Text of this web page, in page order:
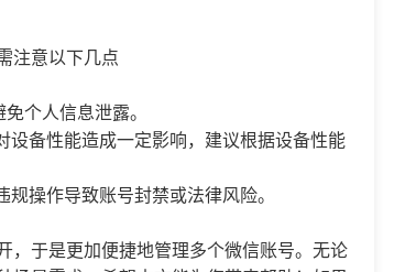
注意以下几点
个人信息泄露。
备性能造成一定影响，建议根据设备性能
操作导致账号封禁或法律风险。
，于是更加便捷地管理多个微信账号。无论